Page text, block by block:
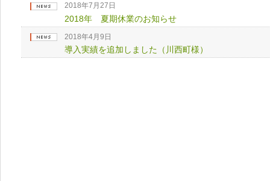
2018年7月27日
2018年 夏期休業のお知らせ
2018年4月9日
導入実績を追加しました（川西町様）